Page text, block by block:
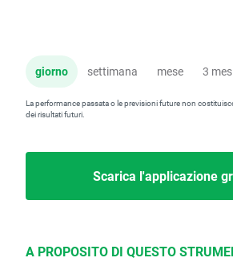
giorno settimana mese 3
La performance passata o le previsioni future non
dei risultati futuri.
Scarica l'applicazione
A PROPOSITO DI QUESTO